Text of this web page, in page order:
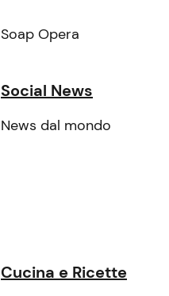
Soap Opera
Social News
News dal mondo
Cucina e Ricette